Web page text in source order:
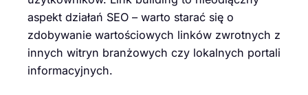
aspekt działań SEO – warto starać się o
zdobywanie wartościowych linków zwrotnych z
innych witryn branżowych czy lokalnych portali
informacyjnych.